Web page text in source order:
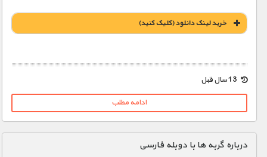
خريد لينک دانلود (کليک کنيد)
1900 تومان – خريد لينک دانلود (افزودن به سبد خريد)
ادامه مطلب
درباره گربه ها با دوبله فارسی